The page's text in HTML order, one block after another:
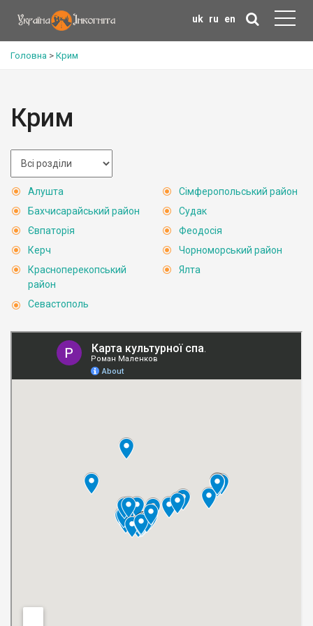
uk ru en
Головна > Крим
Крим
Алушта
Бахчисарайський район
Євпаторія
Керч
Красноперекопський
район
Севастополь
Сімферопольський район
Судак
Феодосія
Чорноморський район
Ялта